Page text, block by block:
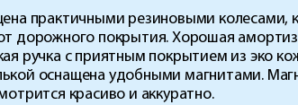
практичными резиновыми колесами,
дорожного покрытия. Хорошая
ручка с приятным покрытием из эко
оснащена удобными магнитами.
красиво и аккуратно.